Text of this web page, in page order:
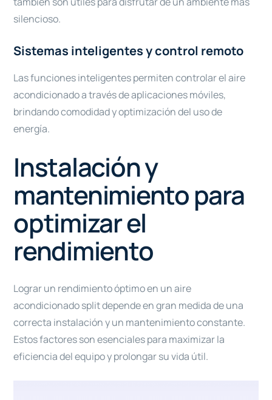
silencioso.
Sistemas inteligentes y control remoto
Las funciones inteligentes permiten controlar el aire
acondicionado a través de aplicaciones móviles,
brindando comodidad y optimización del uso de
energía.
Instalación y
mantenimiento para
optimizar el
rendimiento
Lograr un rendimiento óptimo en un aire
acondicionado split depende en gran medida de una
correcta instalación y un mantenimiento constante.
Estos factores son esenciales para maximizar la
eficiencia del equipo y prolongar su vida útil.